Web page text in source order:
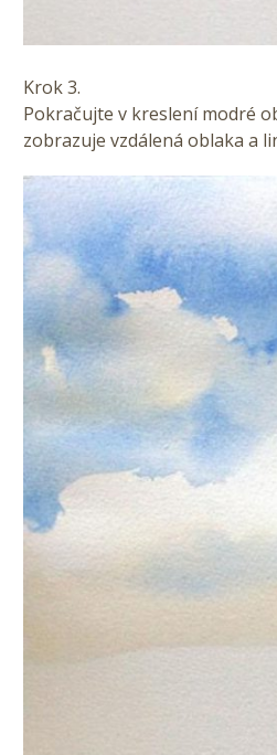
Krok 3.
Pokračujte v kreslení modré
zobrazuje vzdálená oblaka a